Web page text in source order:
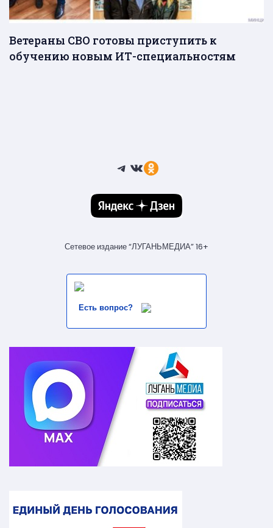
Ветераны СВО готовы приступить к
обучению новым ИТ-специальностям
Telegram
ВКонтакте
Ссылка
Сетевое издание “ЛУГАНЬМЕДИА” 16+
Есть вопрос?